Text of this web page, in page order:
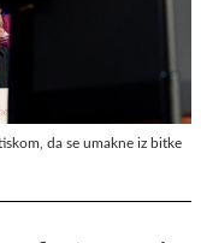
da se umakne iz bitke